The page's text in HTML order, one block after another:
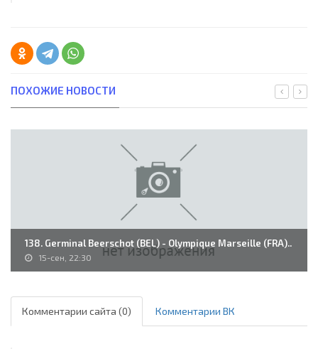
ПОХОЖИЕ НОВОСТИ
138. Germinal Beerschot (BEL) - Olympique Marseille (FRA)..
15-сен, 22:30
Комментарии сайта (0) Комментарии ВК